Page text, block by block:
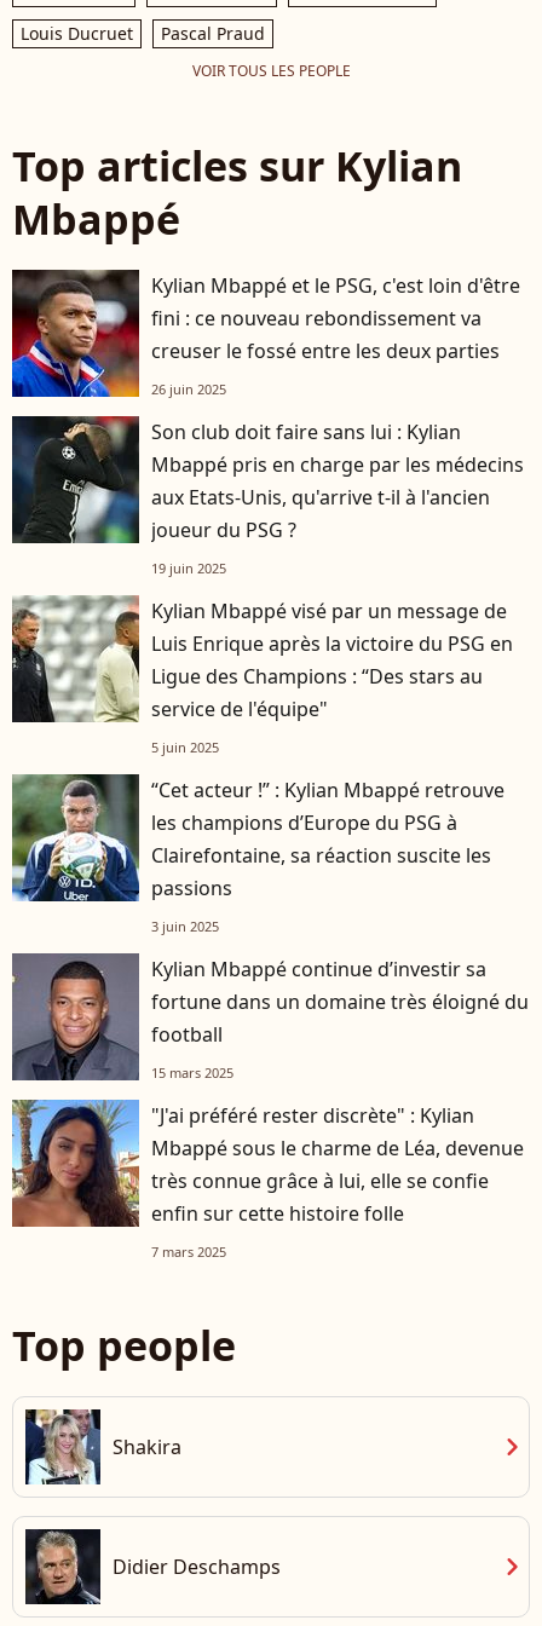
Louis Ducruet
Pascal Praud
VOIR TOUS LES PEOPLE
Top articles sur Kylian
Mbappé
Kylian Mbappé et le PSG, c'est loin d'être
fini : ce nouveau rebondissement va
creuser le fossé entre les deux parties
26 juin 2025
Son club doit faire sans lui : Kylian
Mbappé pris en charge par les médecins
aux Etats-Unis, qu'arrive t-il à l'ancien
joueur du PSG ?
19 juin 2025
Kylian Mbappé visé par un message de
Luis Enrique après la victoire du PSG en
Ligue des Champions : “Des stars au
service de l'équipe"
5 juin 2025
“Cet acteur !” : Kylian Mbappé retrouve
les champions d’Europe du PSG à
Clairefontaine, sa réaction suscite les
passions
3 juin 2025
Kylian Mbappé continue d’investir sa
fortune dans un domaine très éloigné du
football
15 mars 2025
"J'ai préféré rester discrète" : Kylian
Mbappé sous le charme de Léa, devenue
très connue grâce à lui, elle se confie
enfin sur cette histoire folle
7 mars 2025
Top people
Shakira chevron_right
Didier Deschamps chevron_right